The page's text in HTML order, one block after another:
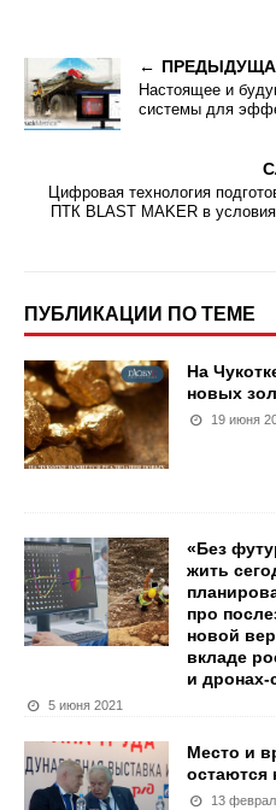
Настоящее и
системы для
Цифровая технология
ПТК BLAST MAKER в
ПУБЛИКАЦИИ ПО ТЕМЕ
На
новых
19 июня
«Без
жить
про
новой
вкладе
и дронах-
5 июня 2021
Место и
остаются
13